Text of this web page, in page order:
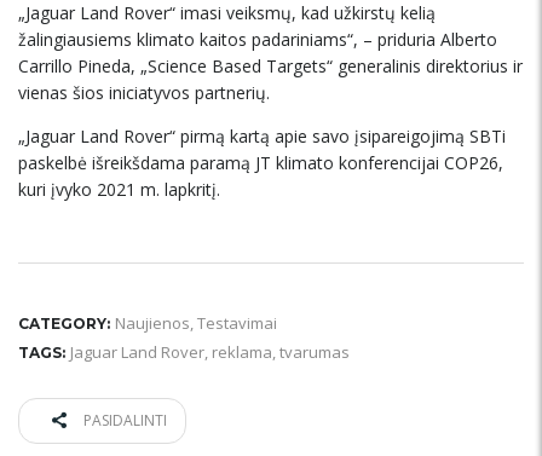
„Jaguar Land Rover“ imasi veiksmų, kad užkirstų kelią
žalingiausiems klimato kaitos padariniams“, – priduria Alberto
Carrillo Pineda, „Science Based Targets“ generalinis direktorius ir
vienas šios iniciatyvos partnerių.
„Jaguar Land Rover“ pirmą kartą apie savo įsipareigojimą SBTi
paskelbė išreikšdama paramą JT klimato konferencijai COP26,
kuri įvyko 2021 m. lapkritį.
CATEGORY: Naujienos,Testavimai
TAGS: Jaguar Land Rover, reklama,tvarumas
PASIDALINTI